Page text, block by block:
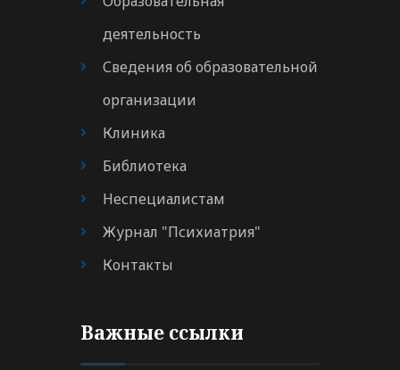
деятельность
Сведения об образовательной
организации
Клиника
Библиотека
Неспециалистам
Журнал "Психиатрия"
Контакты
Важные ссылки